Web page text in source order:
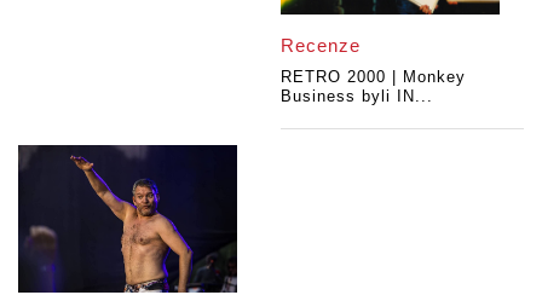
Recenze
RETRO 2000 | Monkey
Business byli IN...